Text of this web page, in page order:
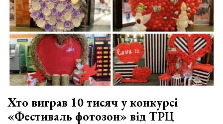
Хто виграв 10 тисяч у конкурсі
«Фестиваль фотозон» від ТРЦ